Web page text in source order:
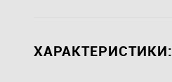
ХАРАКТЕРИСТИКИ: